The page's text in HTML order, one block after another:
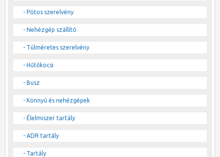
- Pótos szerelvény
- Nehézgép szállító
- Túlméretes szerelvény
- Hűtőkocsi
- Busz
- Könnyű és nehézgépek
- Élelmiszer tartály
- ADR tartály
- Tartály